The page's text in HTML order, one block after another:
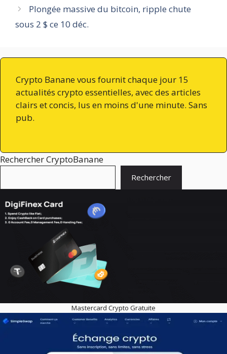
Plongée massive du bitcoin, ripple chute
sous 2 $ ce 10 déc.
Crypto Banane vous fournit chaque jour 15
actualités crypto essentielles, avec des articles
clairs et concis, lus en moins d'une minute. Sans
pub.
Rechercher CryptoBanane
Rechercher
Mastercard Crypto Gratuite